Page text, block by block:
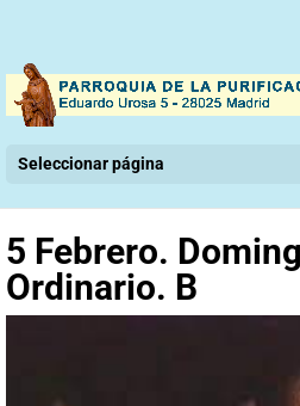
Seleccionar página
5 Febrero.
Ordinario. B